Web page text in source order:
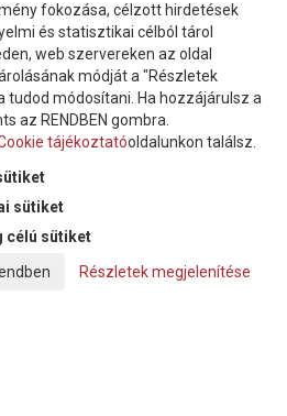
és nyilatkozom, hogy azadatkezelési
megismertem és elfogadom.
Kft. | Minden jog fenntartva!
fokozása, célzott hirdetések
és statisztikai célból tárol
web szervereken az oldal
módját a "Részletek
módosítani. Ha hozzájárulsz a
az RENDBEN gombra.
tájékoztatóoldalunkon találsz.
sütiket
célú sütiket
Részletek megjelenítése